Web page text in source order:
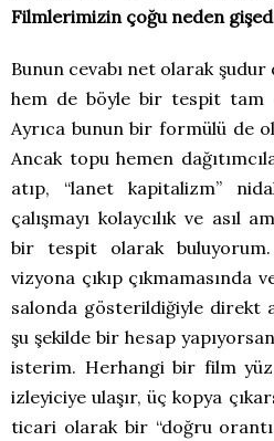
Filmlerimizin çoğu neden
Bunun cevabı net olarak
hem de böyle bir tespit tam
Ayrıca bunun bir formülü de
Ancak topu hemen
atıp, “lanet kapitalizm”
çalışmayı kolaycılık ve asıl
bir tespit olarak
vizyona çıkıp çıkmamasında
salonda gösterildiğiyle direkt
şu şekilde bir hesap
isterim. Herhangi bir film
izleyiciye ulaşır, üç kopya
ticari olarak bir “doğru